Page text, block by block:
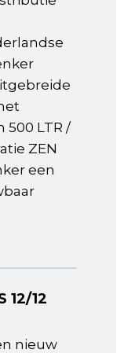
500 LTR /
ZEN
een
12/12
nieuw